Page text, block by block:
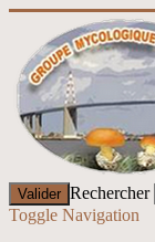
Valider Rechercher
Toggle Navigation